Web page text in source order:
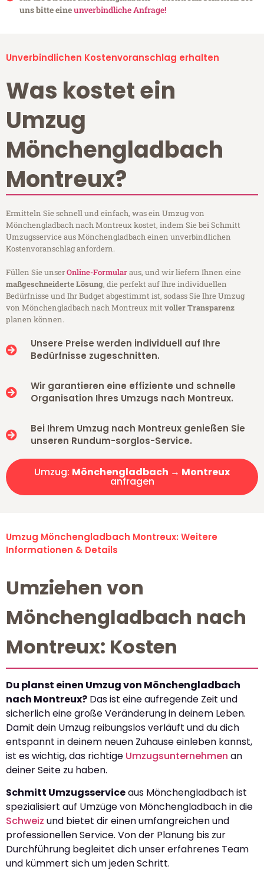
uns bitte eineunverbindliche Anfrage!
Unverbindlichen Kostenvoranschlag erhalten
Was kostet ein
Umzug
Mönchengladbach
Montreux?
Ermitteln Sie schnell und einfach, was ein Umzug von
Mönchengladbach nach Montreux kostet, indem Sie bei Schmitt
Umzugsservice aus Mönchengladbach einen unverbindlichen
Kostenvoranschlag anfordern.
Füllen Sie unserOnline-Formularaus, und wir liefern Ihnen eine
maßgeschneiderte Lösung, die perfekt auf Ihre individuellen
Bedürfnisse und Ihr Budget abgestimmt ist, sodass Sie Ihre Umzug
von Mönchengladbach nach Montreux mitvoller Transparenz
planen können.
Unsere Preise werden individuell auf Ihre
Bedürfnisse zugeschnitten.
Wir garantieren eine effiziente und schnelle
Organisation Ihres Umzugs nach Montreux.
Bei Ihrem Umzug nach Montreux genießen Sie
unseren Rundum-sorglos-Service.
Umzug: Mönchengladbach → Montreux
anfragen
Umzug Mönchengladbach Montreux: Weitere
Informationen & Details
Umziehen von
Mönchengladbach nach
Montreux: Kosten
Du planst einen Umzug von Mönchengladbach
nach Montreux? Das ist eine aufregende Zeit und
sicherlich eine große Veränderung in deinem Leben.
Damit dein Umzug reibungslos verläuft und du dich
entspannt in deinem neuen Zuhause einleben kannst,
ist es wichtig, das richtige Umzugsunternehmen an
deiner Seite zu haben.
Schmitt Umzugsserviceaus Mönchengladbach ist
spezialisiert auf Umzüge von Mönchengladbach in die
Schweiz und bietet dir einen umfangreichen und
professionellen Service. Von der Planung bis zur
Durchführung begleitet dich unser erfahrenes Team
und kümmert sich um jeden Schritt.